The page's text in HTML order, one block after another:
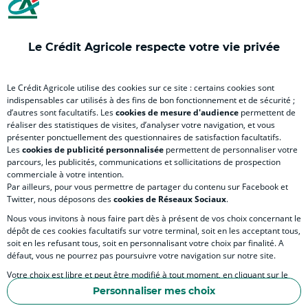
Le Crédit Agricole respecte votre vie privée
Le Crédit Agricole utilise des cookies sur ce site : certains cookies sont
indispensables car utilisés à des fins de bon fonctionnement et de sécurité ;
d’autres sont facultatifs. Lescookies de mesure d'audience permettent de
réaliser des statistiques de visites, d’analyser votre navigation, et vous
présenter ponctuellement des questionnaires de satisfaction facultatifs.
Lescookies de publicité personnalisée permettent de personnaliser votre
parcours, les publicités, communications et sollicitations de prospection
commerciale à votre intention.
Par ailleurs, pour vous permettre de partager du contenu sur Facebook et
Twitter, nous déposons descookies de Réseaux Sociaux.
Nous vous invitons à nous faire part dès à présent de vos choix concernant le
dépôt de ces cookies facultatifs sur votre terminal, soit en les acceptant tous,
soit en les refusant tous, soit en personnalisant votre choix par finalité. A
défaut, vous ne pourrez pas poursuivre votre navigation sur notre site.
Votre choix est libre et peut être modifié à tout moment, en cliquant sur le
lien "Cookies", en bas de page.Personnaliser mes choix
RELATION BANQUE CLIENT
SITES SPECIALISES
Accessibilité numérique du site
MENTIONS LÉGALES
POLITIQUE DE PROTECTION DES DONNÉES PERSONNELLES DE LA CAISSE